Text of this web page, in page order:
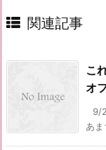
関連記事
こ
オ
9/
あ